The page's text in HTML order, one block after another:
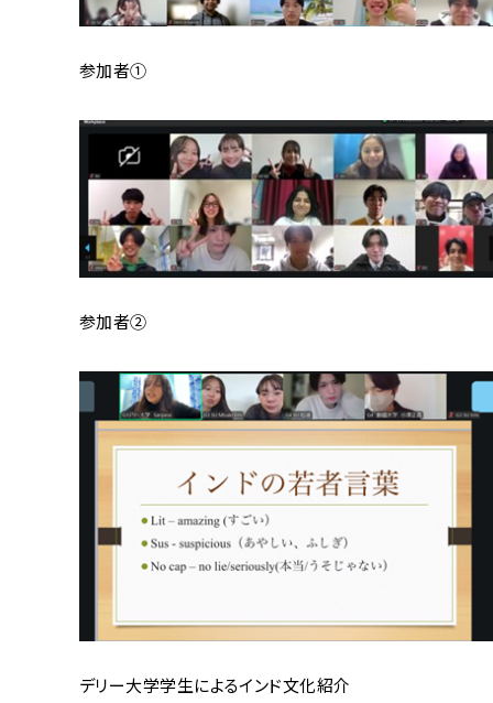
参加者①
参加者②
デリー大学学生によるインド文化紹介